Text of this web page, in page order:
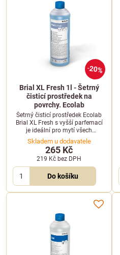
20%
Brial XL Fresh 1l - Šetrný
čisticí prostředek na
povrchy. Ecolab
Šetrný čisticí prostředek Ecolab
Brial XL Fresh s vyšší parfemací
je ideální pro mytí všech
omyvatelných ploch. Skvěle se
hodí na lesklé a citlivé povrchy,
které zanechává čisté a bez
šmouh.
Skladem u dodavatele
265 Kč
219 Kč bez DPH
Do košíku